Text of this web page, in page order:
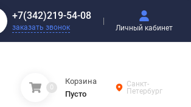
+7(342)219-54-08
заказать звонок Личный кабинет
0
Корзина
Пусто
Санкт-
Петербург